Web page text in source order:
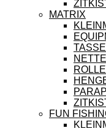
MATRIX
FUN